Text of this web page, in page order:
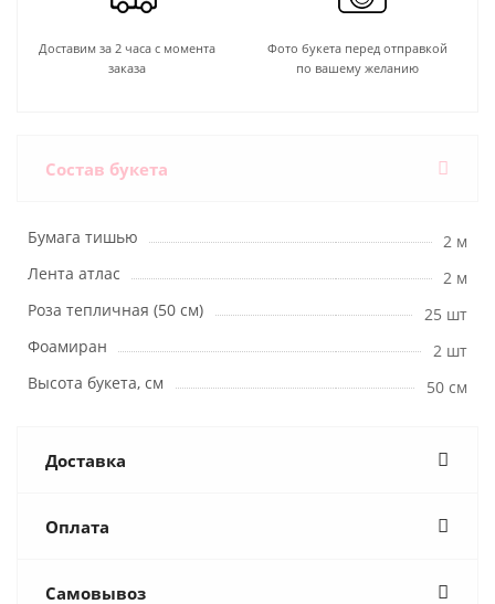
Доставим за 2 часа с момента
заказа
Фото букета перед отправкой
по вашему желанию
Состав букета
Бумага тишью
2 м
Лента атлас
2 м
Роза тепличная (50 см)
25 шт
Фоамиран
2 шт
Высота букета, см
50 см
Доставка
Оплата
Самовывоз